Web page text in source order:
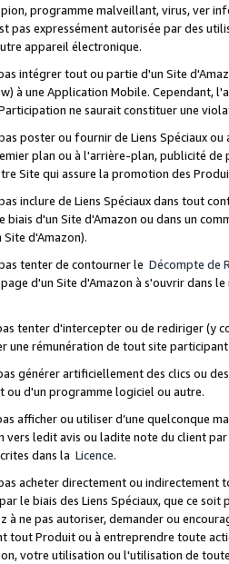
programme malveillant, virus, ver
pas expressément autorisée par des
appareil électronique.
intégrer tout ou partie d'un Site
à une Application Mobile. Cependant,
ne saurait constituer une
poster ou fournir de Liens Spéciaux
plan ou à l'arrière-plan, publicité
Site qui assure la promotion des
inclure de Liens Spéciaux dans tout
d'un Site d'Amazon ou dans un
d'Amazon).
tenter de contourner le Décompte de
d'un Site d'Amazon à s'ouvrir dans
tenter d'intercepter ou de rediriger
une rémunération de tout site
générer artificiellement des clics ou
ou d'un programme logiciel ou autre.
afficher ou utiliser d’une quelconque
vers ledit avis ou ladite note du client
dans la Licence.
acheter directement ou
le biais des Liens Spéciaux, que ce
à ne pas autoriser, demander ou
tout Produit ou à entreprendre toute
votre utilisation ou l'utilisation de